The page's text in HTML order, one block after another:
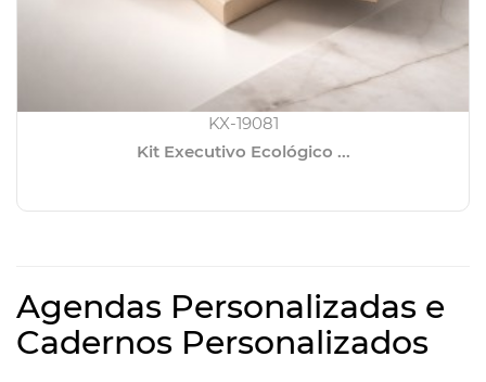
KX-19081
Kit Executivo Ecológico ...
Agendas Personalizadas e
Cadernos Personalizados